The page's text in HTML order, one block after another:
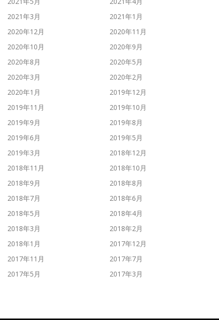
2021年3月
2021年1月
2020年12月
2020年11月
2020年10月
2020年9月
2020年8月
2020年5月
2020年3月
2020年2月
2020年1月
2019年12月
2019年11月
2019年10月
2019年9月
2019年8月
2019年6月
2019年5月
2019年3月
2018年12月
2018年11月
2018年10月
2018年9月
2018年8月
2018年7月
2018年6月
2018年5月
2018年4月
2018年3月
2018年2月
2018年1月
2017年12月
2017年11月
2017年7月
2017年5月
2017年3月